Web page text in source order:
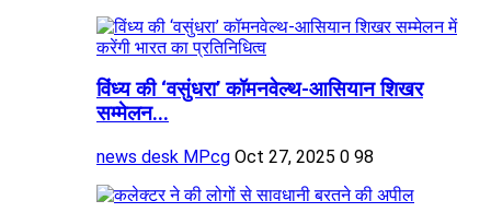
विंध्य की ‘वसुंधरा’ कॉमनवेल्थ-आसियान शिखर
सम्मेलन...
news desk MPcg Oct 27, 2025 0 98